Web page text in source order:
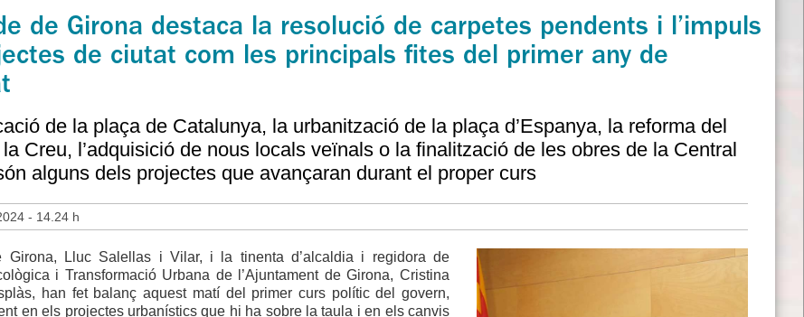
de Girona destaca la resolució de carpetes pendents i l’impuls
de ciutat com les principals fites del primer any de
de la plaça de Catalunya, la urbanització de la plaça d’Espanya, la reforma del
Creu, l’adquisició de nous locals veïnals o la finalització de les obres de la Central
alguns dels projectes que avançaran durant el proper curs
- 14.24 h
Girona, Lluc Salellas i Vilar, i la tinenta d’alcaldia i regidora de
i Transformació Urbana de l’Ajuntament de Girona, Cristina
han fet balanç aquest matí del primer curs polític del govern,
en els projectes urbanístics que hi ha sobre la taula i en els canvis